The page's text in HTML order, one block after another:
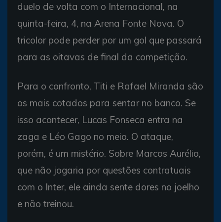
duelo de volta com o Internacional, na
quinta-feira, 4, na Arena Fonte Nova. O
tricolor pode perder por um gol que passará
para as oitavas de final da competição.
Para o confronto, Titi e Rafael Miranda são
os mais cotados para sentar no banco. Se
isso acontecer, Lucas Fonseca entra na
zaga e Léo Gago no meio. O ataque,
porém, é um mistério. Sobre Marcos Aurélio,
que não jogaria por questões contratuais
com o Inter, ele ainda sente dores no joelho
e não treinou.